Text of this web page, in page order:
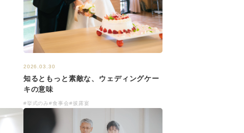
2026.03.30
知るともっと素敵な、ウェディングケー
キの意味
#挙式のみ#食事会#披露宴